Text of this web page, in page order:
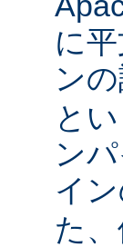
に
ン
と
ン
イ
た